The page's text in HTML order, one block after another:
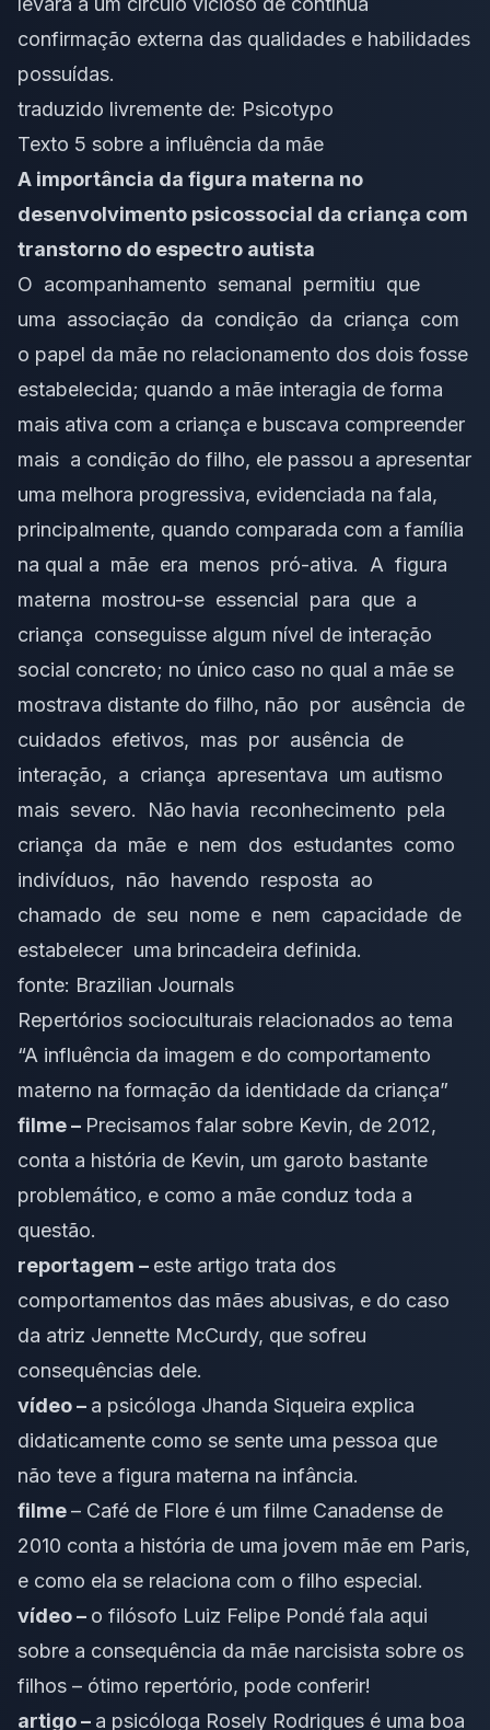
confirmação externa das qualidades e habilidades
possuídas.
traduzido livremente de: Psicotypo
Texto 5 sobre a influência da mãe
A importância da figura materna no
desenvolvimento psicossocial da criança com
transtorno do espectro autista
O acompanhamento semanal permitiu que
uma associação da condição da criança com
o papel da mãe no relacionamento dos dois fosse
estabelecida; quando a mãe interagia de forma
mais ativa com a criança e buscava compreender
mais a condição do filho, ele passou a apresentar
uma melhora progressiva, evidenciada na fala,
principalmente, quando comparada com a família
na qual a mãe era menos pró-ativa. A figura
materna mostrou-se essencial para que a
criança conseguisse algum nível de interação
social concreto; no único caso no qual a mãe se
mostrava distante do filho, não por ausência de
cuidados efetivos, mas por ausência de
interação, a criança apresentava um autismo
mais severo. Não havia reconhecimento pela
criança da mãe e nem dos estudantes como
indivíduos, não havendo resposta ao
chamado de seu nome e nem capacidade de
estabelecer uma brincadeira definida.
fonte: Brazilian Journals
Repertórios socioculturais relacionados ao tema
“A influência da imagem e do comportamento
materno na formação da identidade da criança”
filme – Precisamos falar sobre Kevin, de 2012,
conta a história de Kevin, um garoto bastante
problemático, e como a mãe conduz toda a
questão.
reportagem – este artigo trata dos
comportamentos das mães abusivas, e do caso
da atriz Jennette McCurdy, que sofreu
consequências dele.
vídeo – a psicóloga Jhanda Siqueira explica
didaticamente como se sente uma pessoa que
não teve a figura materna na infância.
filme– Café de Flore é um filme Canadense de
2010 conta a história de uma jovem mãe em Paris,
e como ela se relaciona com o filho especial.
vídeo – o filósofo Luiz Felipe Pondé fala aqui
sobre a consequência da mãe narcisista sobre os
filhos – ótimo repertório, pode conferir!
artigo – a psicóloga Rosely Rodrigues é uma boa